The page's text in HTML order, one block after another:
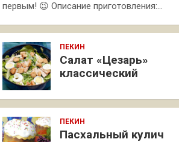
первым! 😉 Описание приготовления:…
ПЕКИН
Салат «Цезарь»
классический
ПЕКИН
Пасхальный кулич